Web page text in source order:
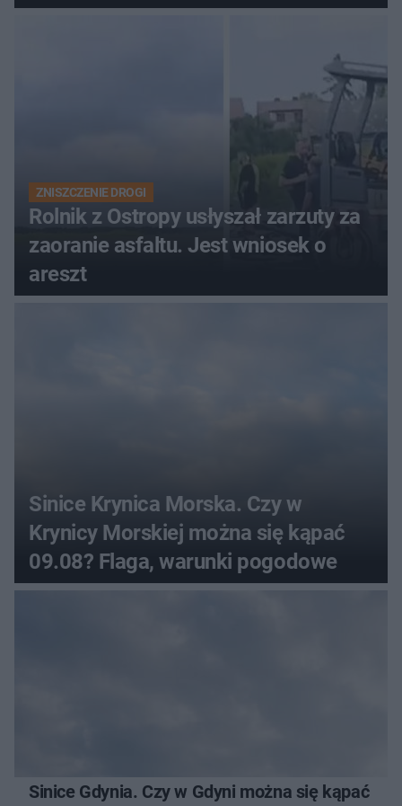
zdecyduje sąd rodzinny
ZNISZCZENIE DROGI
Rolnik z Ostropy usłyszał zarzuty za
zaoranie asfaltu. Jest wniosek o
areszt
Sinice Krynica Morska. Czy w
Krynicy Morskiej można się kąpać
09.08? Flaga, warunki pogodowe
Sinice Gdynia. Czy w Gdyni można się kąpać